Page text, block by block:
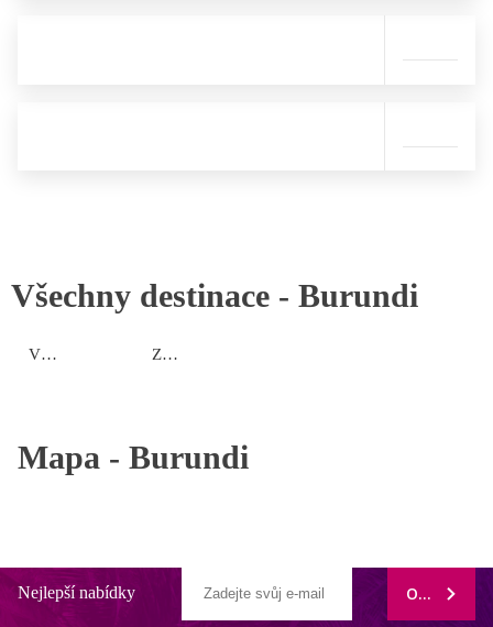
Všechny destinace - Burundi
Vnitrozemí Západní pobřeží
Mapa - Burundi
Nejlepší nabídky ODEBÍRAT